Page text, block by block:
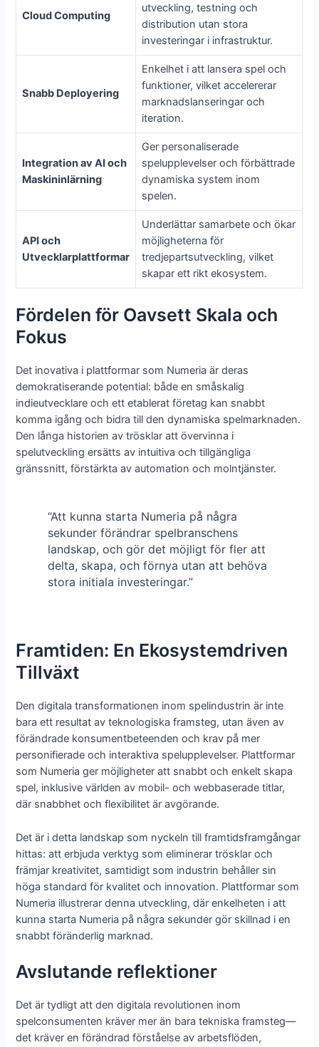
Cloud Computing
utveckling, testning och
distribution utan stora
investeringar i infrastruktur.
Snabb Deployering
Enkelhet i att lansera spel och
funktioner, vilket accelererar
marknadslanseringar och
iteration.
Integration av AI och
Maskininlärning
Ger personaliserade
spelupplevelser och förbättrade
dynamiska system inom
spelen.
API och
Utvecklarplattformar
Underlättar samarbete och ökar
möjligheterna för
tredjepartsutveckling, vilket
skapar ett rikt ekosystem.
Fördelen för Oavsett Skala och
Fokus
Det inovativa i plattformar som Numeria är deras
demokratiserande potential: både en småskalig
indieutvecklare och ett etablerat företag kan snabbt
komma igång och bidra till den dynamiska spelmarknaden.
Den långa historien av trösklar att övervinna i
spelutveckling ersätts av intuitiva och tillgängliga
gränssnitt, förstärkta av automation och molntjänster.
“Att kunna starta Numeria på några
sekunder förändrar spelbranschens
landskap, och gör det möjligt för fler att
delta, skapa, och förnya utan att behöva
stora initiala investeringar.”
Framtiden: En Ekosystemdriven
Tillväxt
Den digitala transformationen inom spelindustrin är inte
bara ett resultat av teknologiska framsteg, utan även av
förändrade konsumentbeteenden och krav på mer
personifierade och interaktiva spelupplevelser. Plattformar
som Numeria ger möjligheter att snabbt och enkelt skapa
spel, inklusive världen av mobil- och webbaserade titlar,
där snabbhet och flexibilitet är avgörande.
Det är i detta landskap som nyckeln till framtidsframgångar
hittas: att erbjuda verktyg som eliminerar trösklar och
främjar kreativitet, samtidigt som industrin behåller sin
höga standard för kvalitet och innovation. Plattformar som
Numeria illustrerar denna utveckling, där enkelheten i att
kunna starta Numeria på några sekunder gör skillnad i en
snabbt föränderlig marknad.
Avslutande reflektioner
Det är tydligt att den digitala revolutionen inom
spelconsumenten kräver mer än bara tekniska framsteg—
det kräver en förändrad förståelse av arbetsflöden,